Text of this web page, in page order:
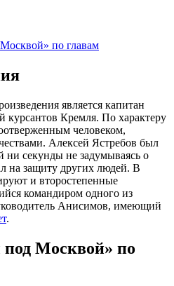
по главам
является капитан
Кремля. По характеру
человеком,
Алексей Ястребов был
секунды не задумываясь о
на защиту других людей. В
и второстепенные
командиром одного из
Анисимов, имеющий
.
Москвой» по